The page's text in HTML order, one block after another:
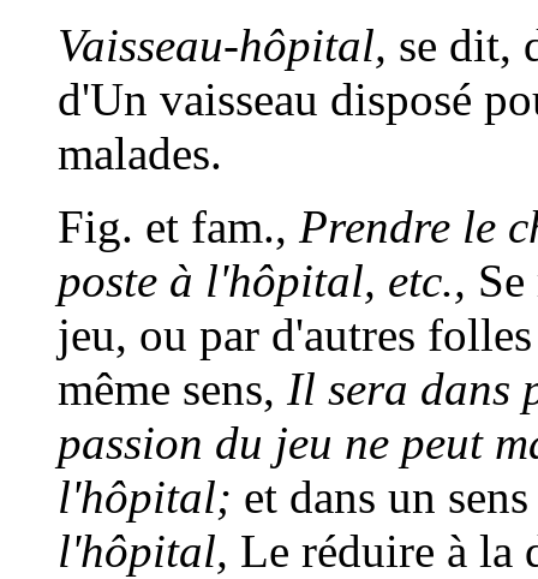
Vaisseau-hôpital, se dit,
d'Un vaisseau disposé
malades.
Fig. et fam., Prendre le
poste à l'hôpital, etc.,
jeu, ou par d'autres
même sens, Il sera dans
passion du jeu ne peut
l'hôpital; et dans un
l'hôpital, Le réduire à la